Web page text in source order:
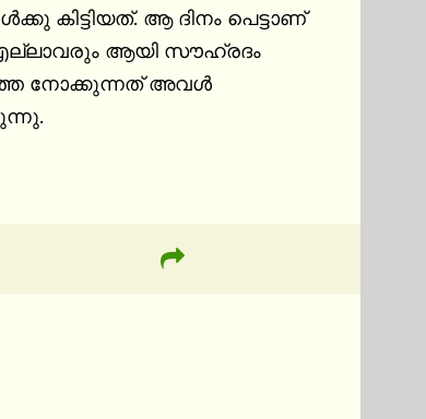
ആയി സൗഹ്രദം
നോക്കുന്നത് അവൾ